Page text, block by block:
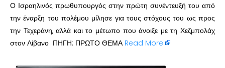
Ο Ισραηλινός πρωθυπουργός στην πρώτη συνέντευξή του από
την έναρξη του πολέμου μίλησε για τους στόχους του ως προς
την Τεχεράνη, αλλά και το μέτωπο που άνοιξε με τη Χεζμπολάχ
στον Λίβανο ΠΗΓΗ: ΠΡΩΤΟ ΘΕΜΑ Read More